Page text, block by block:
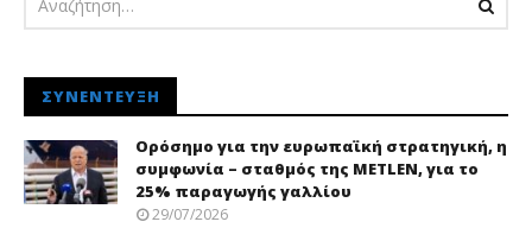
ΣΥΝΈΝΤΕΥΞΗ
Ορόσημο για την ευρωπαϊκή στρατηγική, η
συμφωνία – σταθμός της METLEN, για το
25% παραγωγής γαλλίου
29/07/2026